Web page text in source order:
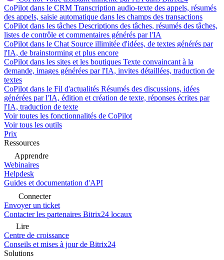
CoPilot dans le CRM Transcription audio-texte des appels, résumés
des appels, saisie automatique dans les champs des transactions
CoPilot dans les tâches Descriptions des tâches, résumés des tâches,
listes de contrôle et commentaires générés par l'IA
CoPilot dans le Chat Source illimitée d'idées, de textes générés par
l'IA, de brainstorming et plus encore
CoPilot dans les sites et les boutiques Texte convaincant à la
demande, images générées par l'IA, invites détaillées, traduction de
textes
CoPilot dans le Fil d'actualités Résumés des discussions, idées
générées par l'IA, édition et création de texte, réponses écrites par
l'IA, traduction de texte
Voir toutes les fonctionnalités de CoPilot
Voir tous les outils
Prix
Ressources
Apprendre
Webinaires
Helpdesk
Guides et documentation d'API
Connecter
Envoyer un ticket
Contacter les partenaires Bitrix24 locaux
Lire
Centre de croissance
Conseils et mises à jour de Bitrix24
Solutions